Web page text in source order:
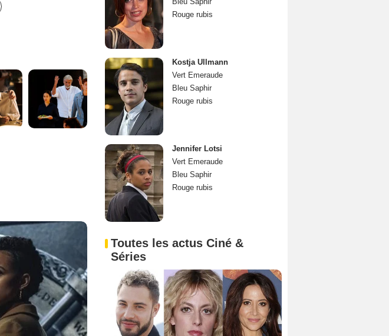
Rouge rubis
Kostja Ullmann
Vert Emeraude
Bleu Saphir
Rouge rubis
Jennifer Lotsi
Vert Emeraude
Bleu Saphir
Rouge rubis
Toutes les actus Ciné &
Séries